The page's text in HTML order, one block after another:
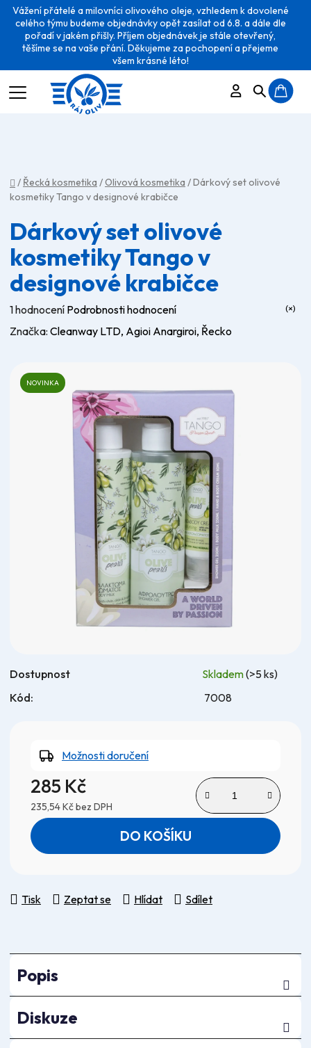
Vážení přátelé a milovníci olivového oleje, vzhledem k dovolené
celého týmu budeme objednávky opět zasílat od 6.8. a dále dle
pořadí v jakém přišly. Příjem objednávek je stále otevřený,
těšíme se na vaše přání. Děkujeme za pochopení a přejeme
všem krásné léto!
Přihlášení
Hledat
Domů
/ Řecká kosmetika /Olivová kosmetika /Dárkový set olivové
kosmetiky Tango v designové krabičce
Dostupnost Skladem(>5 ks)
Kód:
7008
Možnosti doručení
285 Kč
235,54 Kč bez DPH
Měrná cena: DO KOŠÍKU
Tisk Zeptat se Hlídat Sdílet
Dárkový set olivové
kosmetiky Tango v
designové krabičce
Průměrné
hodnocení
5,0
1 hodnocení Podrobnosti hodnocení
Značka: Cleanway LTD, Agioi Anargiroi, Řecko
NOVINKA
Popis
Diskuze